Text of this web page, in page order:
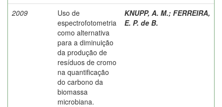
2009
Uso de
espectrofotometria
como alternativa
para a diminuição
da produção de
resíduos de cromo
na quantificação
do carbono da
biomassa
microbiana.
KNUPP, A. M.; FERREIRA,
E. P. de B.